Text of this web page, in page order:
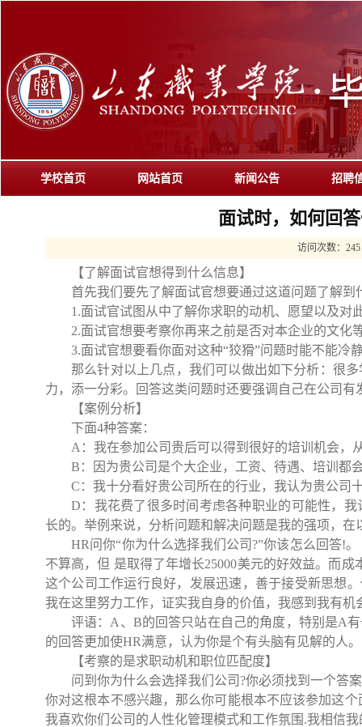
学校首页 网站首页 新闻公告 招聘
面试时，如何回
访问次数： 245
【了解面试官想得到什么信息】
首先我们要先了解面试官想要通过这道问题了解到
1.面试官试图从中了解你求职的动机、愿望以及对
2.面试官想要考察你再来之前是否对本企业的文化
3.面试官想要看你面对这种“狡猾”问题时能不能冷
那么针对以上几点，我们可以做出如下分析：很
力，添一分彩。回答这类问题时还要强调自己在公司
【案例分析】
下面4种答案：
A ：我在参加公司贵后可以得到很好的培训机会，
B ：因为贵公司是个大企业，工资、待遇、培训都
C ：我十分看好贵公司所在的行业，我认为贵公司
D ：我花费了很多时间考虑各种职业的可能性，
长的。举例来说，分析问题和解决问题是我的强项，
HR问你“你为什么选择我们公司?”你该怎么回答!。
不算高，但 是取得了年增长25000美元的好效益。而成
这个公司工作运行良好，发展迅速，善于接受新思想
我在这里努力工作，证实我自身的价值，我感到我有机
评语： A 、 B的回答只站在自己的角度，特别是A
的回答更加使HR满意，认为你是个有头脑有见解的人。
【考察的是求职动机和职位匹配度】
问到你为什么会选择我们公司 ?你必须找到一个答
你对这根本不感兴趣，那么你可能根本不应该参加这
我喜欢你们公司的人性化管理模式和工作氛围 .我相信我